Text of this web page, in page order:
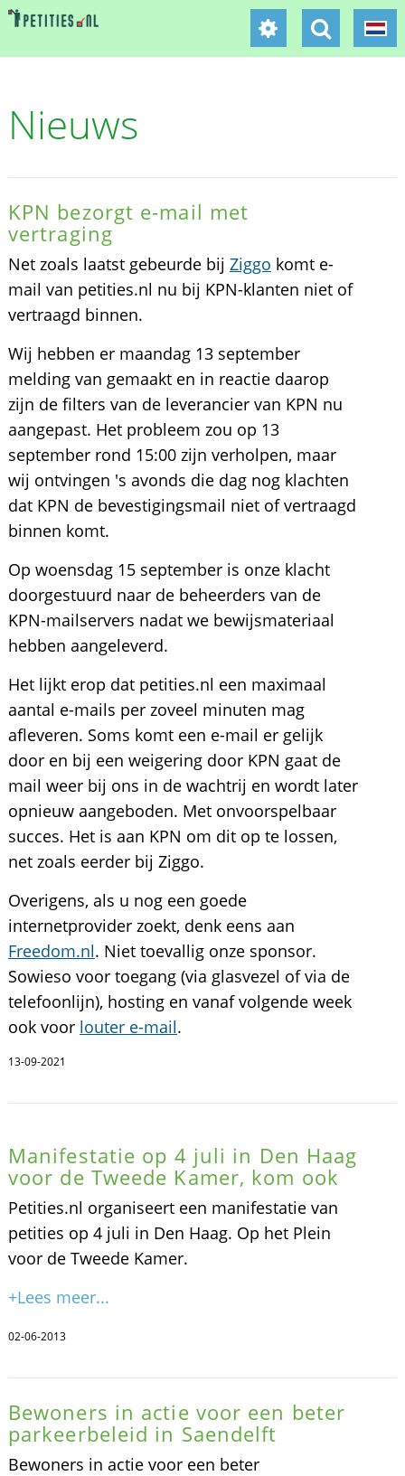
Nieuws
KPN bezorgt e-mail met
vertraging
Net zoals laatst gebeurde bij Ziggo komt e-
mail van petities.nl nu bij KPN-klanten niet of
vertraagd binnen.
Wij hebben er maandag 13 september
melding van gemaakt en in reactie daarop
zijn de filters van de leverancier van KPN nu
aangepast. Het probleem zou op 13
september rond 15:00 zijn verholpen, maar
wij ontvingen 's avonds die dag nog klachten
dat KPN de bevestigingsmail niet of vertraagd
binnen komt.
Op woensdag 15 september is onze klacht
doorgestuurd naar de beheerders van de
KPN-mailservers nadat we bewijsmateriaal
hebben aangeleverd.
Het lijkt erop dat petities.nl een maximaal
aantal e-mails per zoveel minuten mag
afleveren. Soms komt een e-mail er gelijk
door en bij een weigering door KPN gaat de
mail weer bij ons in de wachtrij en wordt later
opnieuw aangeboden. Met onvoorspelbaar
succes. Het is aan KPN om dit op te lossen,
net zoals eerder bij Ziggo.
Overigens, als u nog een goede
internetprovider zoekt, denk eens aan
Freedom.nl. Niet toevallig onze sponsor.
Sowieso voor toegang (via glasvezel of via de
telefoonlijn), hosting en vanaf volgende week
ook voor louter e-mail.
13-09-2021
Manifestatie op 4 juli in Den Haag
voor de Tweede Kamer, kom ook
Petities.nl organiseert een manifestatie van
petities op 4 juli in Den Haag. Op het Plein
voor de Tweede Kamer.
+Lees meer...
02-06-2013
Bewoners in actie voor een beter
parkeerbeleid in Saendelft
Bewoners in actie voor een beter